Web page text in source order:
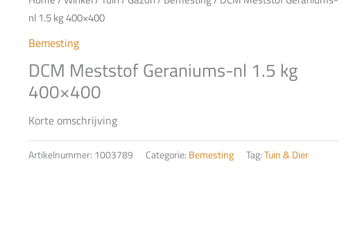
nl 1.5 kg 400×400
Bemesting
DCM Meststof Geraniums-nl 1.5 kg
400×400
Korte omschrijving
Artikelnummer: 1003789 Categorie: Bemesting Tag:Tuin & Dier